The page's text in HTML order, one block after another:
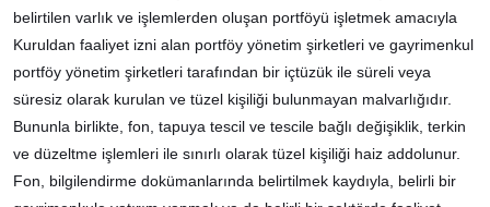
belirtilen varlık ve işlemlerden oluşan portföyü işletmek amacıyla
Kuruldan faaliyet izni alan portföy yönetim şirketleri ve gayrimenkul
portföy yönetim şirketleri tarafından bir içtüzük ile süreli veya
süresiz olarak kurulan ve tüzel kişiliği bulunmayan malvarlığıdır.
Bununla birlikte, fon, tapuya tescil ve tescile bağlı değişiklik, terkin
ve düzeltme işlemleri ile sınırlı olarak tüzel kişiliği haiz addolunur.
Fon, bilgilendirme dokümanlarında belirtilmek kaydıyla, belirli bir